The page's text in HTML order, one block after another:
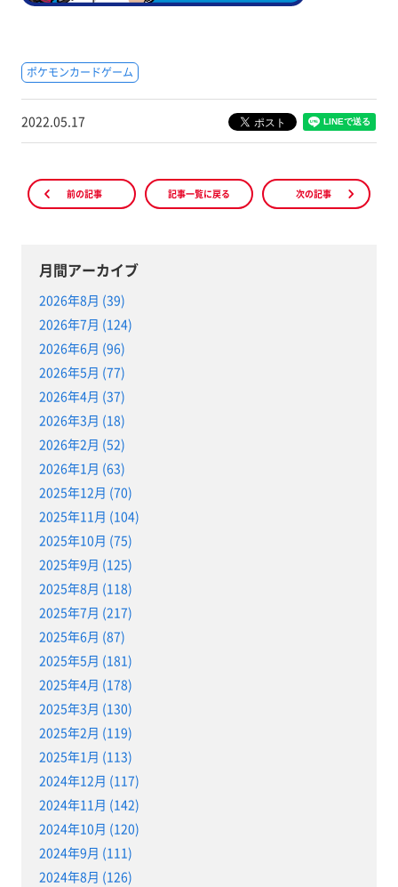
ポケモンカードゲーム
2022.05.17
前の記事 記事一覧に戻る 次の記事
月間アーカイブ
2026年8月 (39)
2026年7月 (124)
2026年6月 (96)
2026年5月 (77)
2026年4月 (37)
2026年3月 (18)
2026年2月 (52)
2026年1月 (63)
2025年12月 (70)
2025年11月 (104)
2025年10月 (75)
2025年9月 (125)
2025年8月 (118)
2025年7月 (217)
2025年6月 (87)
2025年5月 (181)
2025年4月 (178)
2025年3月 (130)
2025年2月 (119)
2025年1月 (113)
2024年12月 (117)
2024年11月 (142)
2024年10月 (120)
2024年9月 (111)
2024年8月 (126)